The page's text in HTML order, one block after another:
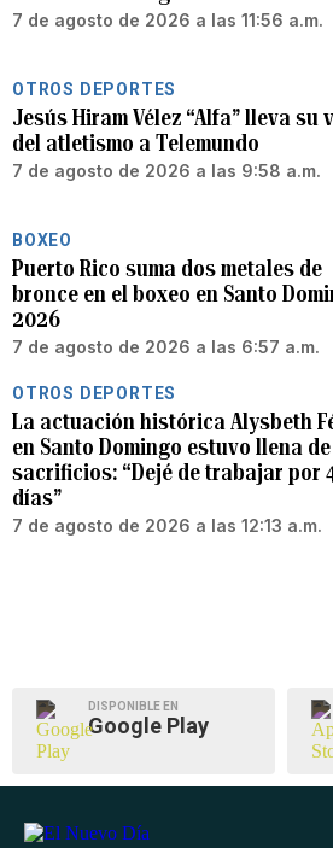
7 de agosto de 2026 a las 11:56 a.m.
OTROS DEPORTES
Jesús Hiram Vélez “Alfa” lleva su
del atletismo a Telemundo
7 de agosto de 2026 a las 9:58 a.m.
BOXEO
Puerto Rico suma dos metales de
bronce en el boxeo en Santo
2026
7 de agosto de 2026 a las 6:57 a.m.
OTROS DEPORTES
La actuación histórica Alysbeth
en Santo Domingo estuvo llena de
sacrificios: “Dejé de trabajar por
días”
7 de agosto de 2026 a las 12:13 a.m.
DISPONIBLE EN
Google Play